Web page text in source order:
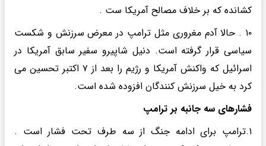
کشانده که بر خلاف مصالح آمریکا ست .
۱۰ . حالا آدم مغروری مثل ترامپ در معرض سرزنش و شکست
سیاسی قرار گرفته است. دنیل شاپیرو سفیر سابق آمریکا در
اسرائیل که واکنش آمریکا و رژیم را بعد از ۷ اکتبر تحسین می
کرد به خیل سرزنش کنندگان افزوده شده است.
فشارهای سه جانبه بر ترامپ
۱.ترامپ برای ادامه جنگ از سه طرف تحت فشار است .